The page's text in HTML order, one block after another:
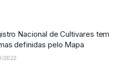
Nacional de Cultivares tem
definidas pelo Mapa
2022